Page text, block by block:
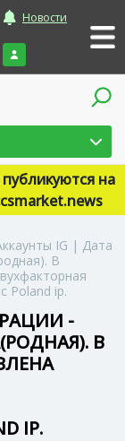
Новости
Войти
на
IG | Дата
В
Poland ip.
-
В
IP.